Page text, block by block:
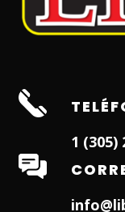
1 (305)